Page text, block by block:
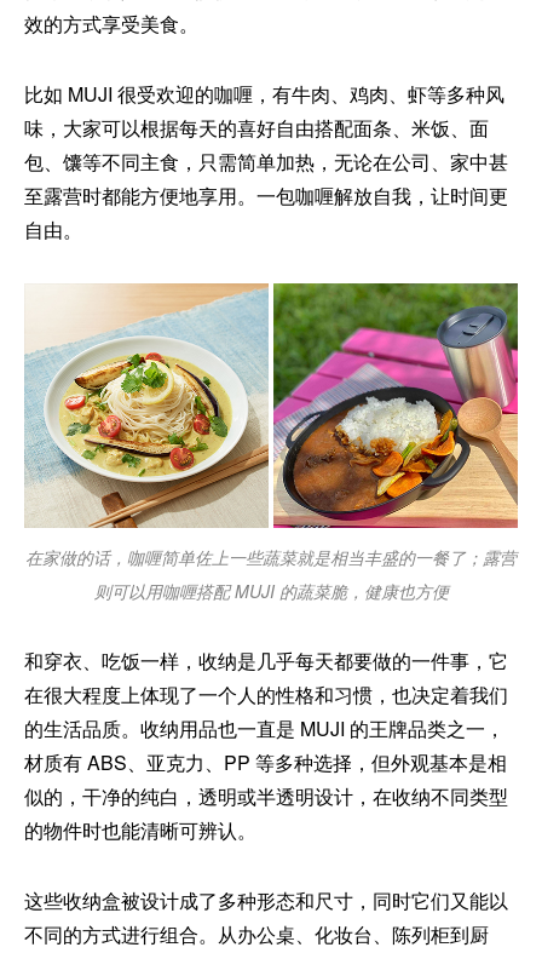
效的方式享受美食。
比如 MUJI 很受欢迎的咖喱，有牛肉、鸡肉、虾等多种风
味，大家可以根据每天的喜好自由搭配面条、米饭、面
包、馕等不同主食，只需简单加热，无论在公司、家中甚
至露营时都能方便地享用。一包咖喱解放自我，让时间更
自由。
在家做的话，咖喱简单佐上一些蔬菜就是相当丰盛的一餐了；露营
则可以用咖喱搭配 MUJI 的蔬菜脆，健康也方便
和穿衣、吃饭一样，收纳是几乎每天都要做的一件事，它
在很大程度上体现了一个人的性格和习惯，也决定着我们
的生活品质。收纳用品也一直是 MUJI 的王牌品类之一，
材质有 ABS、亚克力、PP 等多种选择，但外观基本是相
似的，干净的纯白，透明或半透明设计，在收纳不同类型
的物件时也能清晰可辨认。
这些收纳盒被设计成了多种形态和尺寸，同时它们又能以
不同的方式进行组合。从办公桌、化妆台、陈列柜到厨